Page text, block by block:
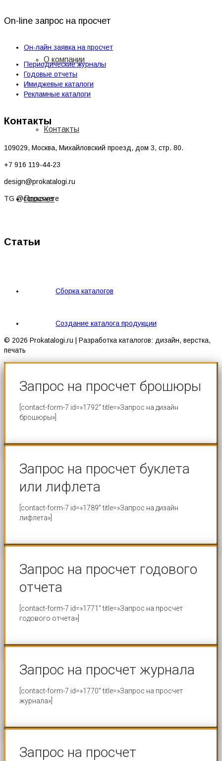
О компании
Контакты
Просчет
On-line запрос на просчет
Он-лайн заявка на просчет
Периодические журналы
Годовые отчеты
Имиджевые каталоги
Рекламные каталоги
Контакты
109029, Москва, Михайловский проезд, дом 3, стр. 80.
+7 916 119-44-23
design@prokatalogi.ru
TG @corpusvere
Статьи
Сборка каталогов
Создание каталога продукции
© 2026 Prokatalogi.ru | Разработка каталогов: дизайн, верстка,
печать
Запрос на просчет брошюры
[contact-form-7 id=»1792″ title=»Запрос на дизайн
брошюры»]
Запрос на просчет буклета
или лифлета
[contact-form-7 id=»1789″ title=»Запрос на дизайн
лифлета»]
Запрос на просчет годового
отчета
[contact-form-7 id=»1771″ title=»Запрос на просчет
годового отчета»]
Запрос на просчет журнала
[contact-form-7 id=»1770″ title=»Запрос на просчет
журнала»]
Запрос на просчет